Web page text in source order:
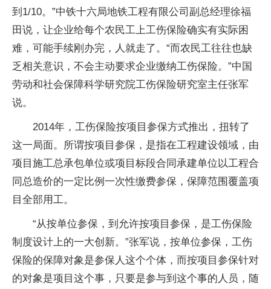
到1/10。”中铁十六局地铁工程有限公司副总经理徐福
田说，让企业给每个农民工上工伤保险确实有实际困
难，可能手续刚办完，人就走了。“而农民工往往也缺
乏相关意识，不会主动要求企业缴纳工伤保险。”中国
劳动和社会保障科学研究院工伤保险研究室主任张军
说。
2014年，工伤保险按项目参保方式推出，扭转了
这一局面。所谓按项目参保，是指在工程建设领域，由
项目施工总承包单位或项目标段合同承建单位以工程合
同总造价的一定比例一次性缴费参保，保障范围覆盖项
目全部用工。
“从按单位参保，到允许按项目参保，是工伤保险
制度设计上的一大创新。”张军说，按单位参保，工伤
保险的保障对象是参保人这个个体，而按项目参保针对
的对象是项目这个事，只要是参与到这个事的人员，随